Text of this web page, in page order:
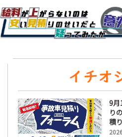
9月
り
積
新